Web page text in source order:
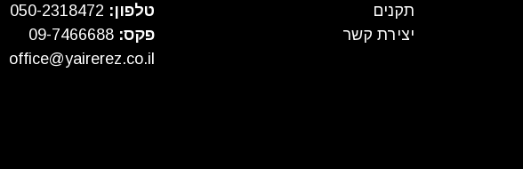
תקנים
יצירת קשר
טלפון:
פקס: 09-7466688
office@yairerez.co.il